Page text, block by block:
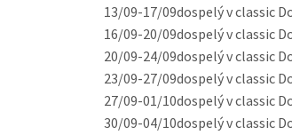
13/09-17/09dospelý v classic
16/09-20/09dospelý v classic
20/09-24/09dospelý v classic
23/09-27/09dospelý v classic
27/09-01/10dospelý v classic
30/09-04/10dospelý v classic